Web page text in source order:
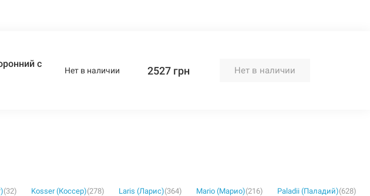
с
Нет в наличии 2527 грн Нет в наличии
(32) Kosser (Коссер)(278) Laris (Ларис)(364) Mario (Марио)(216) Paladii (Паладий)(628)